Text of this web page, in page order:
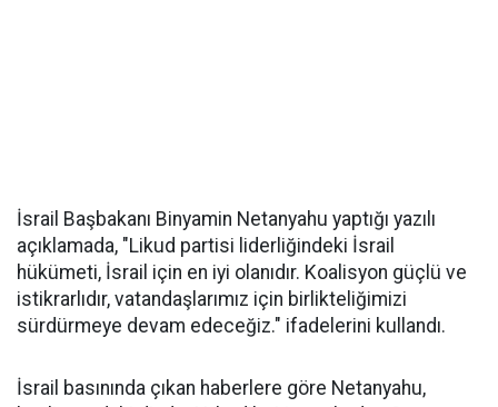
İsrail Başbakanı Binyamin Netanyahu yaptığı yazılı
açıklamada, "Likud partisi liderliğindeki İsrail
hükümeti, İsrail için en iyi olanıdır. Koalisyon güçlü ve
istikrarlıdır, vatandaşlarımız için birlikteliğimizi
sürdürmeye devam edeceğiz." ifadelerini kullandı.
İsrail basınında çıkan haberlere göre Netanyahu,